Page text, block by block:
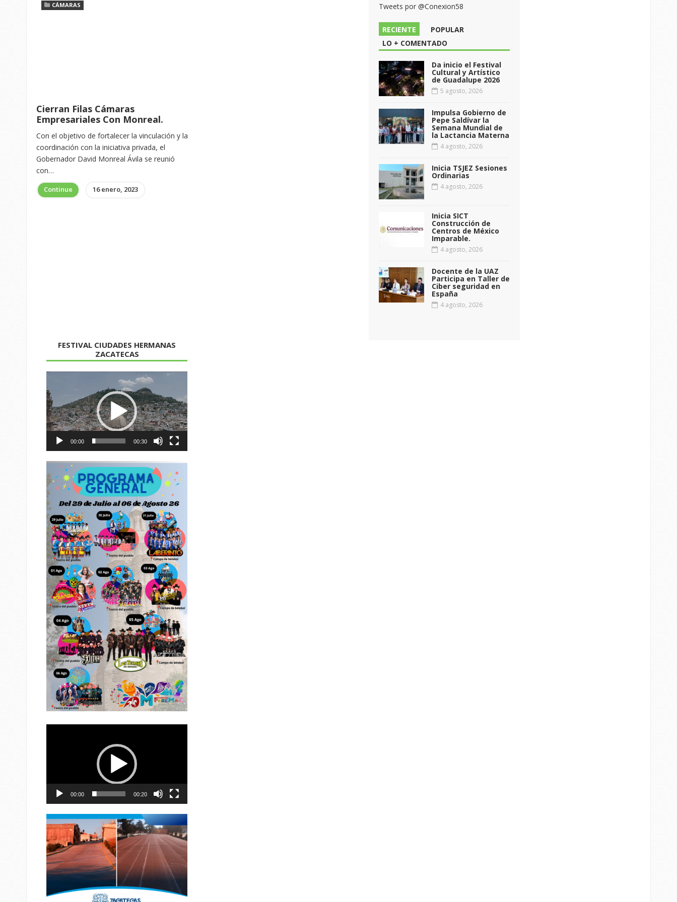
CÁMARAS
Cierran Filas Cámaras
Empresariales Con Monreal.
Con el objetivo de fortalecer la vinculación y la
coordinación con la iniciativa privada, el
Gobernador David Monreal Ávila se reunió
con…
Continue 16 enero, 2023
Tweets por @Conexion58
RECIENTE
POPULAR
LO + COMENTADO
Da inicio el Festival
Cultural y Artístico
de Guadalupe 2026
5 agosto, 2026
Impulsa Gobierno de
Pepe Saldívar la
Semana Mundial de
la Lactancia Materna
4 agosto, 2026
Inicia TSJEZ Sesiones
Ordinarias
4 agosto, 2026
Inicia SICT
Construcción de
Centros de México
Imparable.
4 agosto, 2026
Docente de la UAZ
Participa en Taller de
Ciber seguridad en
España
4 agosto, 2026
FESTIVAL CIUDADES HERMANAS
ZACATECAS
de
vídeo
00:00 00:30
00:00 00:20